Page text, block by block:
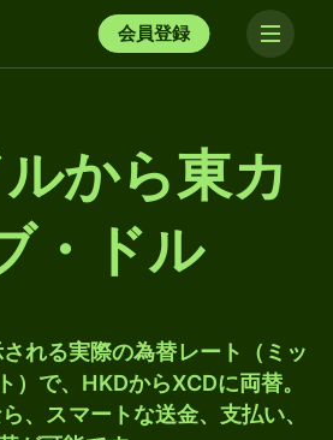
会員登録
から東カ
・ドル
れる実際の為替レート（ミッ
）で、HKDからXCDに両替。
、スマートな送金、支払い、